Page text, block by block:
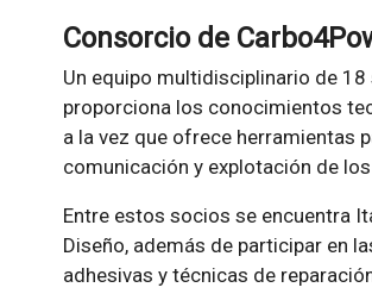
Consorcio de
Un equipo multidisciplinario de
proporciona los conocimientos
a la vez que ofrece herramientas
comunicación y explotación de
Entre estos socios se encuentra
Diseño, además de participar en
adhesivas y técnicas de